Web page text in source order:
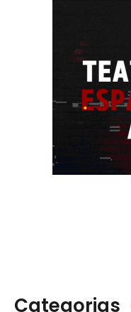
Categorias